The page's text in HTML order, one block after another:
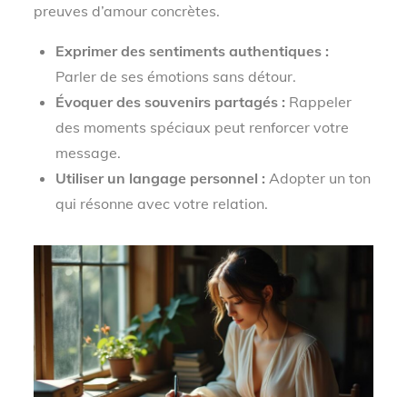
preuves d’amour concrètes.
Exprimer des sentiments authentiques :
Parler de ses émotions sans détour.
Évoquer des souvenirs partagés : Rappeler
des moments spéciaux peut renforcer votre
message.
Utiliser un langage personnel : Adopter un ton
qui résonne avec votre relation.